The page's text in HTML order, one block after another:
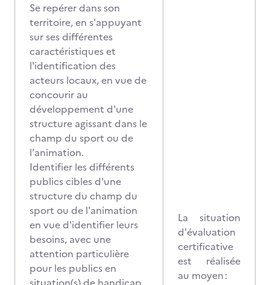
Se repérer dans son
territoire, en s'appuyant
sur ses différentes
caractéristiques et
l'identification des
acteurs locaux, en vue de
concourir au
développement d'une
structure agissant dans le
champ du sport ou de
l'animation.
Identifier les différents
publics cibles d'une
structure du champ du
sport ou de l'animation
en vue d'identifier leurs
besoins, avec une
attention particulière
pour les publics en
La situation
d'évaluation
certificative
est réalisée
au moyen :